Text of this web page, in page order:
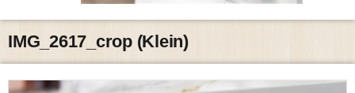
IMG_2617_crop (Klein)